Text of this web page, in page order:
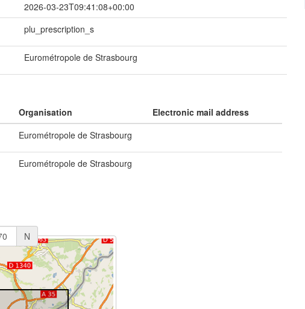
2026-03-23T09:41:08+00:00
plu_prescription_s
Eurométropole de Strasbourg
Organisation
Electronic mail address
Eurométropole de Strasbourg
Eurométropole de Strasbourg
N